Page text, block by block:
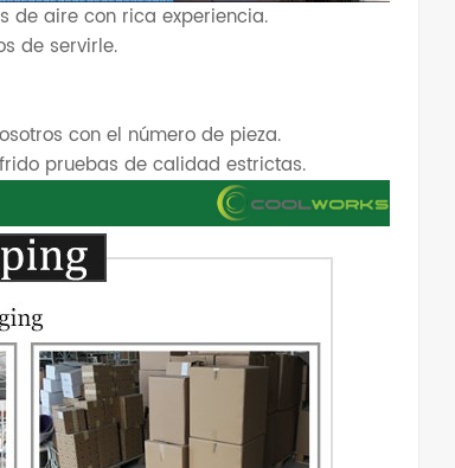
de aire con rica experiencia.
de servirle.
con el número de pieza.
pruebas de calidad estrictas.